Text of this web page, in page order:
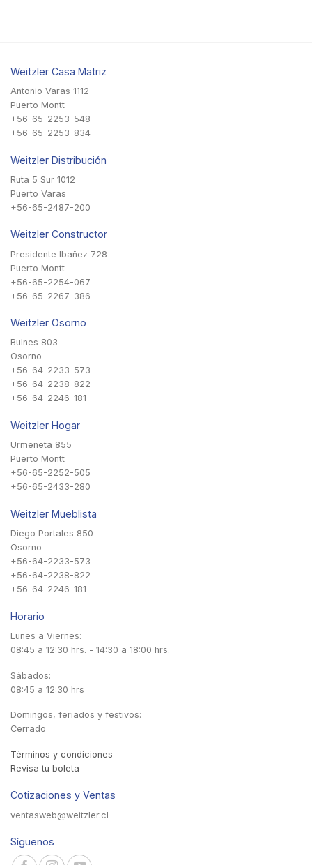
Weitzler Casa Matriz
Antonio Varas 1112
Puerto Montt
+56-65-2253-548
+56-65-2253-834
Weitzler Distribución
Ruta 5 Sur 1012
Puerto Varas
+56-65-2487-200
Weitzler Constructor
Presidente Ibañez 728
Puerto Montt
+56-65-2254-067
+56-65-2267-386
Weitzler Osorno
Bulnes 803
Osorno
+56-64-2233-573
+56-64-2238-822
+56-64-2246-181
Weitzler Hogar
Urmeneta 855
Puerto Montt
+56-65-2252-505
+56-65-2433-280
Weitzler Mueblista
Diego Portales 850
Osorno
+56-64-2233-573
+56-64-2238-822
+56-64-2246-181
Horario
Lunes a Viernes:
08:45 a 12:30 hrs. - 14:30 a 18:00 hrs.
Sábados:
08:45 a 12:30 hrs
Domingos, feriados y festivos:
Cerrado
Términos y condiciones
Revisa tu boleta
Cotizaciones y Ventas
ventasweb@weitzler.cl
Síguenos